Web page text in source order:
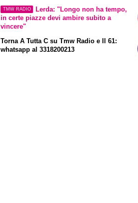
TMW RADIO
Lerda: "Longo non ha tempo,
in certe piazze devi ambire subito a
vincere"
Torna A Tutta C su Tmw Radio e Il 61:
whatsapp al 3318200213